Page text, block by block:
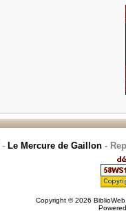
- Le Mercure de Gaillon -
Copyright © 2026